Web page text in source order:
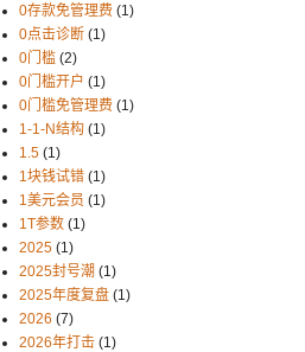
0存款免管理费 (1)
0点击诊断 (1)
0门槛 (2)
0门槛开户 (1)
0门槛免管理费 (1)
1-1-N结构 (1)
1.5 (1)
1块钱试错 (1)
1美元会员 (1)
1T参数 (1)
2025 (1)
2025封号潮 (1)
2025年度复盘 (1)
2026 (7)
2026年打击 (1)